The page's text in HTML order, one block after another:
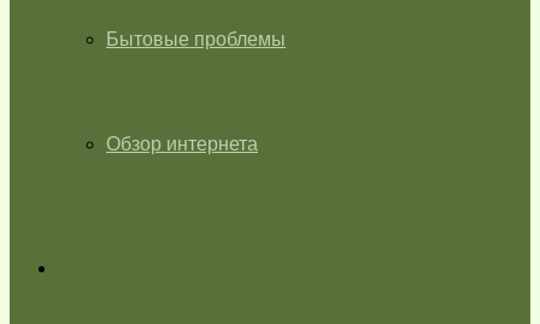
Бытовые проблемы
Обзор интернета